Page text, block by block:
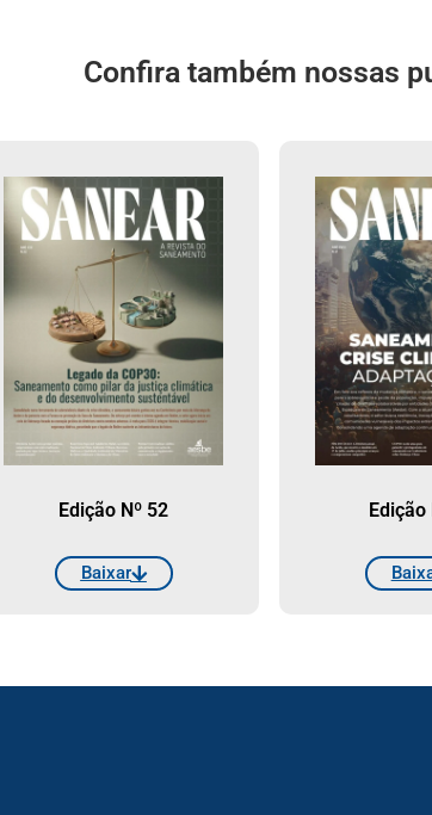
Confira também nossas
Edição Nº 52
Baixar
Edição